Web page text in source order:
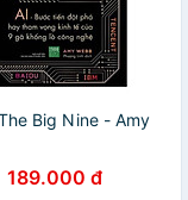
Big Nine - Amy
189.000 đ